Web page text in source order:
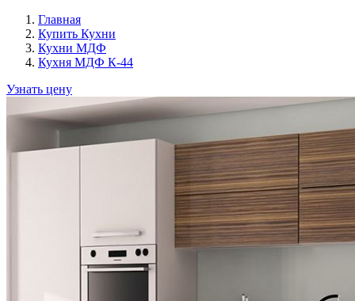
Главная
Купить Кухни
Кухни МДФ
Кухня МДФ К-44
Узнать цену